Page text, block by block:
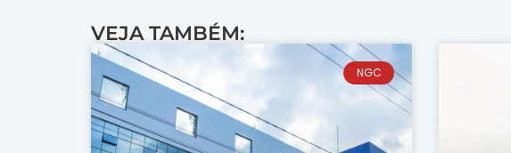
VEJA TAMBÉM:
NGC